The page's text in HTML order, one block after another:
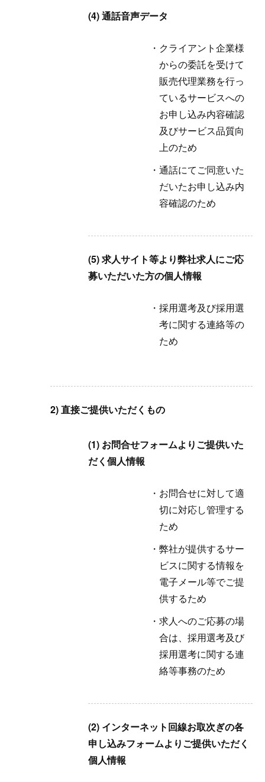
(4) 通話音声データ
クライアント企業様
からの委託を受けて
販売代理業務を行っ
ているサービスへの
お申し込み内容確認
及びサービス品質向
上のため
通話にてご同意いた
だいたお申し込み内
容確認のため
(5) 求人サイト等より弊社求人にご応
募いただいた方の個人情報
採用選考及び採用選
考に関する連絡等の
ため
2) 直接ご提供いただくもの
(1) お問合せフォームよりご提供いた
だく個人情報
お問合せに対して適
切に対応し管理する
ため
弊社が提供するサー
ビスに関する情報を
電子メール等でご提
供するため
求人へのご応募の場
合は、採用選考及び
採用選考に関する連
絡等事務のため
(2) インターネット回線お取次ぎの各
申し込みフォームよりご提供いただく
個人情報